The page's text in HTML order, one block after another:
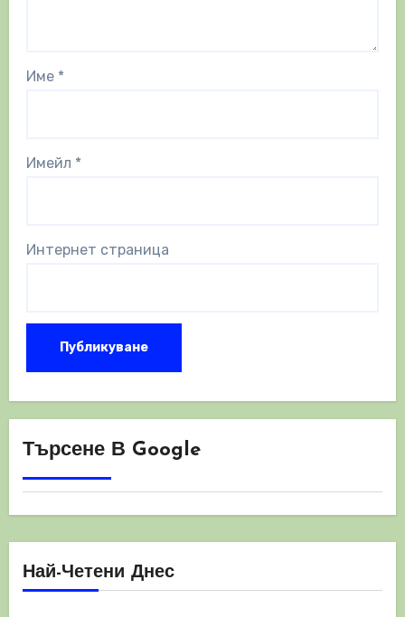
Име *
Имейл *
Интернет страница
Търсене В Google
Най-Четени Днес